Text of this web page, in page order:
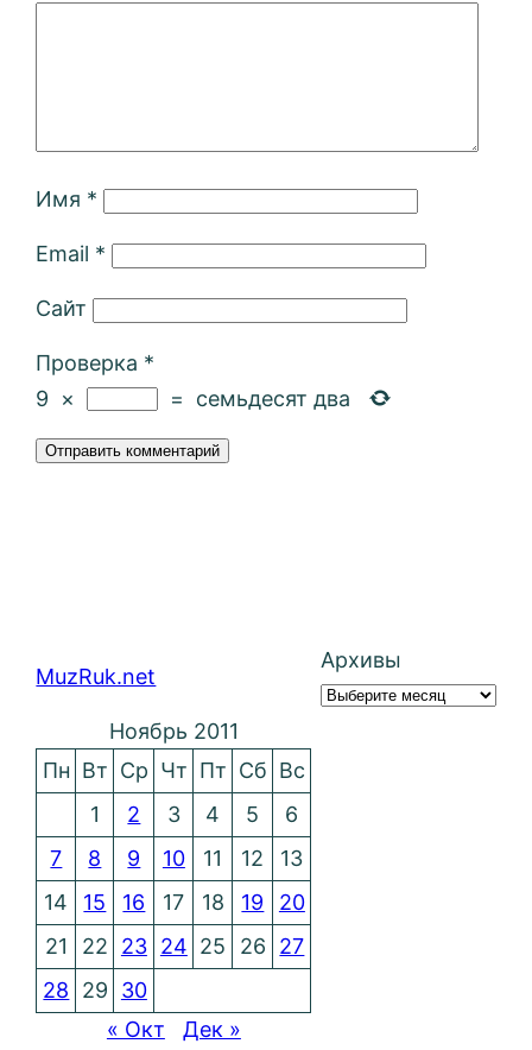
Имя *
Email *
Сайт
Проверка *
9
× = семьдесят два
MuzRuk.net
Архивы
Ноябрь 2011
Пн Вт Ср Чт Пт Сб Вс
1
2 3 4 5
6
7
8 9 10 11 12
13
14
15 16 17 18 19
20
21
22 23 24 25 26
27
28
29
30
« Окт
Дек »